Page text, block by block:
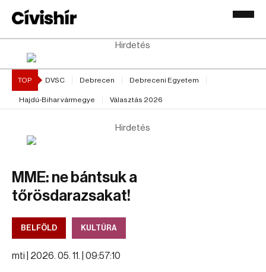
Hirdetés
TOP DVSC Debrecen Debreceni Egyetem
Hajdú-Bihar vármegye Választás 2026
Hirdetés
MME: ne bántsuk a
tőrösdarazsakat!
BELFÖLD KULTÚRA
mti | 2026. 05. 11. | 09:57:10